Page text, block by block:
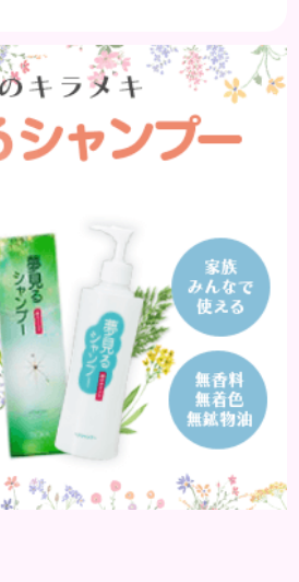
です。20代の頃は適当に食べ
てしまっても、新陳代謝が良い
かもしれません。しかし、30
能力の低下やターンオーバーの